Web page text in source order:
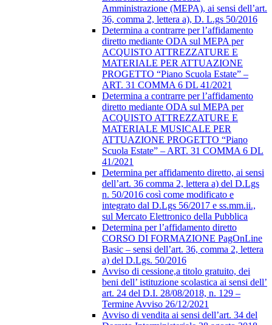
Amministrazione (MEPA), ai sensi dell’art.
36, comma 2, lettera a), D. L.gs 50/2016
Determina a contrarre per l’affidamento
diretto mediante ODA sul MEPA per
ACQUISTO ATTREZZATURE E
MATERIALE PER ATTUAZIONE
PROGETTO “Piano Scuola Estate” –
ART. 31 COMMA 6 DL 41/2021
Determina a contrarre per l’affidamento
diretto mediante ODA sul MEPA per
ACQUISTO ATTREZZATURE E
MATERIALE MUSICALE PER
ATTUAZIONE PROGETTO “Piano
Scuola Estate” – ART. 31 COMMA 6 DL
41/2021
Determina per affidamento diretto, ai sensi
dell’art. 36 comma 2, lettera a) del D.Lgs
n. 50/2016 così come modificato e
integrato dal D.Lgs 56/2017 e ss.mm.ii.,
sul Mercato Elettronico della Pubblica
Determina per l’affidamento diretto
CORSO DI FORMAZIONE PagOnLine
Basic – sensi dell’art. 36, comma 2, lettera
a) del D.Lgs. 50/2016
Avviso di cessione,a titolo gratuito, dei
beni dell’ istituzione scolastica ai sensi dell’
art. 24 del D.I. 28/08/2018, n. 129 –
Termine Avviso 26/12/2021
Avviso di vendita ai sensi dell’art. 34 del